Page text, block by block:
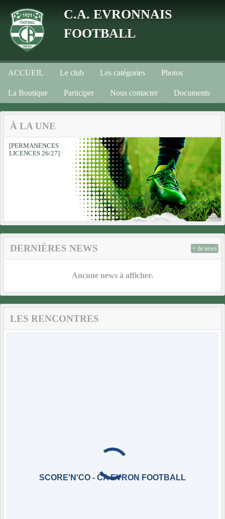
C.A. EVRONNAIS
FOOTBALL
ACCUEIL Le club Les catégories Photos
La Boutique Participer Nous contacter Documents
À LA UNE
[PERMANENCES
LICENCES 26/27]
DERNIÈRES NEWS
Aucune news à afficher.
+ de news
LES RENCONTRES
SCORE'N'CO - CA EVRON FOOTBALL